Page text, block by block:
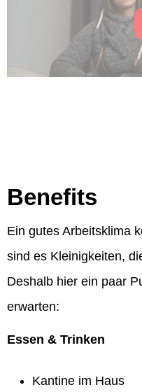
Benefits
Ein gutes Arbeitsklima
sind es Kleinigkeiten,
Deshalb hier ein paar
erwarten:
Essen & Trinken
Kantine im Haus